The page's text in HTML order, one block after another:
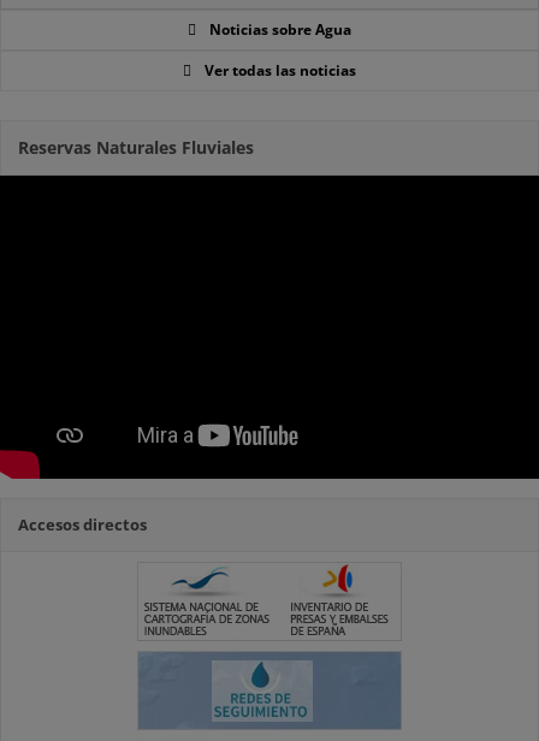
Noticias sobre Agua
Ver todas las noticias
Reservas Naturales Fluviales
Accesos directos